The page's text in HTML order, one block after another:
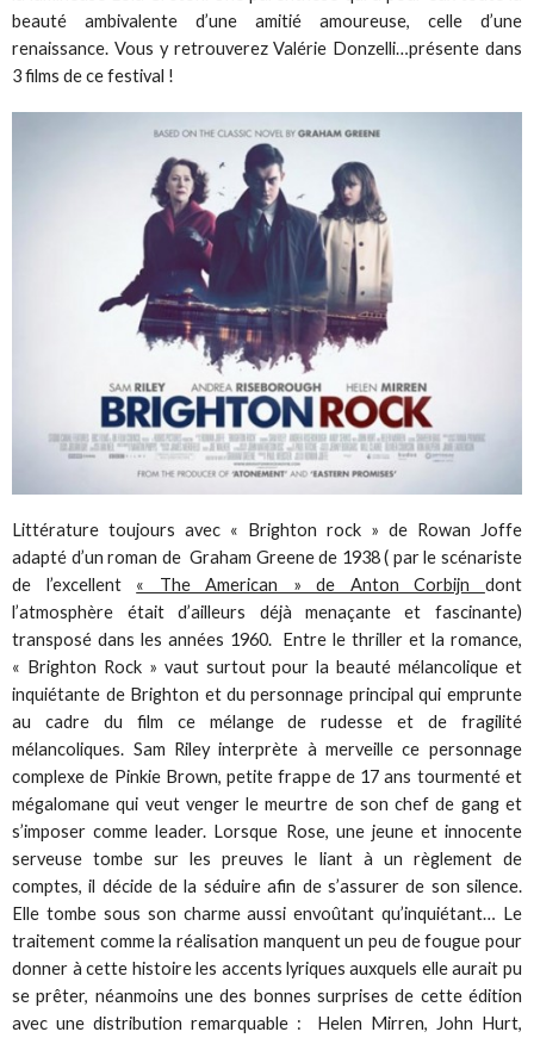
beauté ambivalente d’une amitié amoureuse, celle d’une
renaissance. Vous y retrouverez Valérie Donzelli…présente dans
3 films de ce festival !
Littérature toujours avec « Brighton rock » de Rowan Joffe
adapté d’un roman de Graham Greene de 1938 ( par le scénariste
de l’excellent « The American » de Anton Corbijn dont
l’atmosphère était d’ailleurs déjà menaçante et fascinante)
transposé dans les années 1960. Entre le thriller et la romance,
« Brighton Rock » vaut surtout pour la beauté mélancolique et
inquiétante de Brighton et du personnage principal qui emprunte
au cadre du film ce mélange de rudesse et de fragilité
mélancoliques. Sam Riley interprète à merveille ce personnage
complexe de Pinkie Brown, petite frappe de 17 ans tourmenté et
mégalomane qui veut venger le meurtre de son chef de gang et
s’imposer comme leader. Lorsque Rose, une jeune et innocente
serveuse tombe sur les preuves le liant à un règlement de
comptes, il décide de la séduire afin de s’assurer de son silence.
Elle tombe sous son charme aussi envoûtant qu’inquiétant… Le
traitement comme la réalisation manquent un peu de fougue pour
donner à cette histoire les accents lyriques auxquels elle aurait pu
se prêter, néanmoins une des bonnes surprises de cette édition
avec une distribution remarquable : Helen Mirren, John Hurt,